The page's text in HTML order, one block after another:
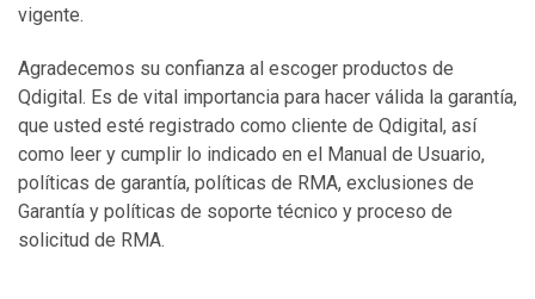
vigente.
Agradecemos su confianza al escoger productos de
Qdigital. Es de vital importancia para hacer válida la garantía,
que usted esté registrado como cliente de Qdigital, así
como leer y cumplir lo indicado en el Manual de Usuario,
políticas de garantía, políticas de RMA, exclusiones de
Garantía y políticas de soporte técnico y proceso de
solicitud de RMA.